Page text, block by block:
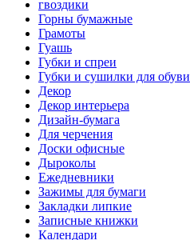
гвоздики
Горны бумажные
Грамоты
Гуашь
Губки и спреи
Губки и сушилки для обуви
Декор
Декор интерьера
Дизайн-бумага
Для черчения
Доски офисные
Дыроколы
Ежедневники
Зажимы для бумаги
Закладки липкие
Записные книжки
Календари